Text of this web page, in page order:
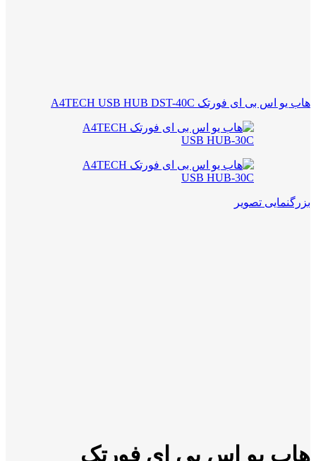
هاب یو اس بی ای فورتک A4TECH USB HUB DST-40C
بزرگنمایی تصویر
هاب یو اس بی ای فورتک